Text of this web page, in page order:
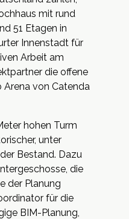
mit rund
51 Etagen in
Innenstadt für
Arbeit am
die offene
von Catenda
hohen Turm
unter
Bestand. Dazu
die
der Planung
für die
BIM-Planung,